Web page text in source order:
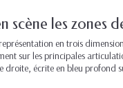
scène les zones
en trois
sur les principales
écrite en bleu profond